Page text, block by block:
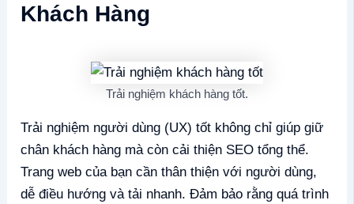
Khách Hàng
Trải nghiệm khách hàng tốt.
Trải nghiệm người dùng (UX) tốt không chỉ giúp giữ
chân khách hàng mà còn cải thiện SEO tổng thể.
Trang web của bạn cần thân thiện với người dùng,
dễ điều hướng và tải nhanh. Đảm bảo rằng quá trình